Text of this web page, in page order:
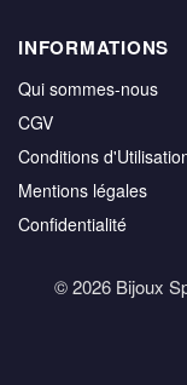
INFORMATIONS
Qui sommes-nous
CGV
Conditions
Mentions légales
Confidentialité
© 2026 Bijoux